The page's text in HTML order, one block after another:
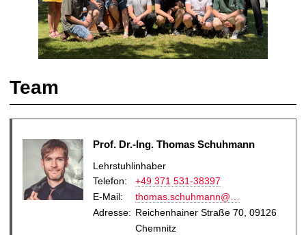
Team
Prof. Dr.-Ing. Thomas Schuhmann
Lehrstuhlinhaber
Telefon:
+49 371 531-38397
E-Mail:
thomas.schuhmann@…
Adresse: Reichenhainer Straße 70, 09126
Chemnitz